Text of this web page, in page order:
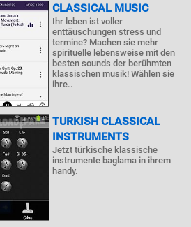
CLASSICAL MUSIC
Ihr leben ist voller
enttäuschungen stress und
termine? Machen sie mehr
spirituelle lebensweise mit den
besten sounds der berühmten
klassischen musik! Wählen sie
ihre..
TURKISH CLASSICAL
INSTRUMENTS
Jetzt türkische klassische
instrumente baglama in ihrem
handy.